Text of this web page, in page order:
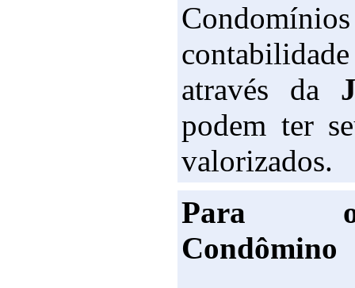
através da
podem ter
valorizados.
Para
Condômino